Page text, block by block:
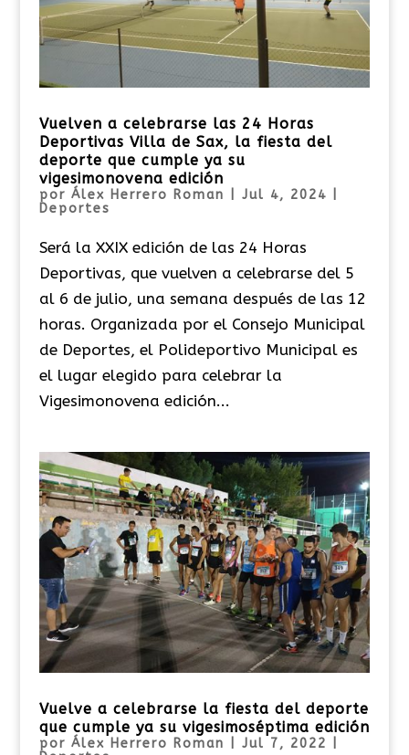
Vuelven a celebrarse las 24 Horas
Deportivas Villa de Sax, la fiesta del
deporte que cumple ya su
vigesimonovena edición
por Álex Herrero Roman Jul 4, 2024
Deportes
Será la XXIX edición de las 24 Horas
Deportivas, que vuelven a celebrarse del 5
al 6 de julio, una semana después de las 12
horas. Organizada por el Consejo Municipal
de Deportes, el Polideportivo Municipal es
el lugar elegido para celebrar la
Vigesimonovena edición...
Vuelve a celebrarse la fiesta del deporte
que cumple ya su vigesimoséptima edición
por Álex Herrero Roman Jul 7, 2022